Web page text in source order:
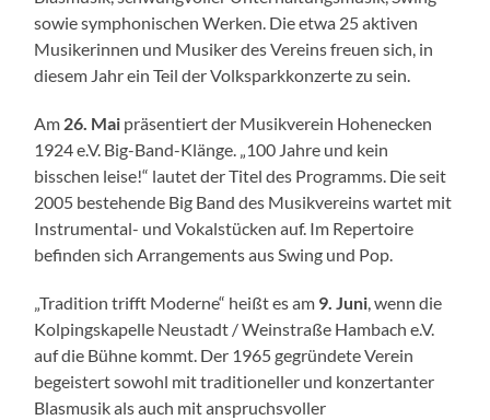
sowie symphonischen Werken. Die etwa 25 aktiven
Musikerinnen und Musiker des Vereins freuen sich, in
diesem Jahr ein Teil der Volksparkkonzerte zu sein.
Am 26. Mai präsentiert der Musikverein Hohenecken
1924 e.V. Big-Band-Klänge. „100 Jahre und kein
bisschen leise!“ lautet der Titel des Programms. Die seit
2005 bestehende Big Band des Musikvereins wartet mit
Instrumental- und Vokalstücken auf. Im Repertoire
befinden sich Arrangements aus Swing und Pop.
„Tradition trifft Moderne“ heißt es am 9. Juni,wenn die
Kolpingskapelle Neustadt / Weinstraße Hambach e.V.
auf die Bühne kommt. Der 1965 gegründete Verein
begeistert sowohl mit traditioneller und konzertanter
Blasmusik als auch mit anspruchsvoller